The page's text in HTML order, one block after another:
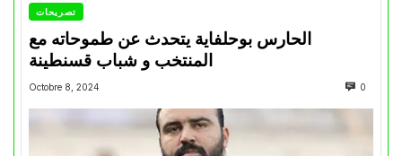
تصريحات
الحارس بوحلفاية يتحدث عن طموحاته مع
المنتخب و شباب قسنطينة
Octobre 8, 2024 0